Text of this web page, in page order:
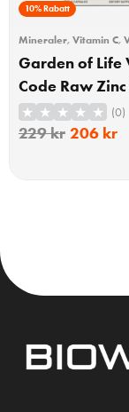
10% Rabatt
Mineraler, Vitamin C,
Vitaminer & Mineraler,
Garden of Life
Code Raw
Kapslar
(0)
229kr 206 kr